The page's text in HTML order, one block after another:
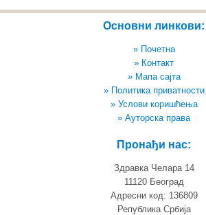
Основни линкови:
» Почетна
» Контакт
» Мапа сајта
» Политика приватности
» Услови коришћења
» Ауторска права
Пронађи нас:
Здравка Челара 14
11120 Београд
Адресни код: 136809
Република Србија